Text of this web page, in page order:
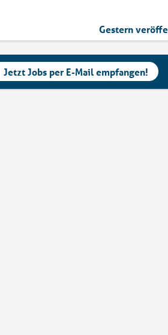
Gestern
Jetzt Jobs per E-Mail empfangen!